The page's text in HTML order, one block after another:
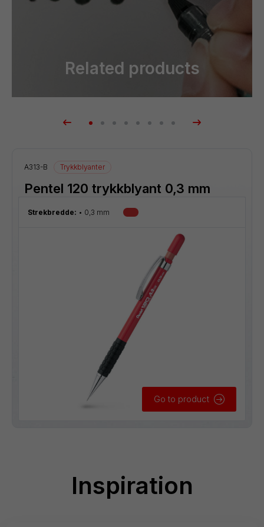
Related products
A313-B Trykkblyanter
Pentel 120 trykkblyant 0,3 mm
Strekbredde: 0,3 mm
Go to product
Inspiration